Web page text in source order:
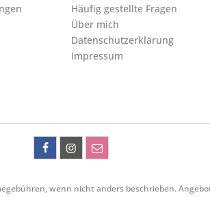
Häufig gestellte Fragen
Über mich
Datenschutzerklärung
Impressum
wenn nicht anders beschrieben.